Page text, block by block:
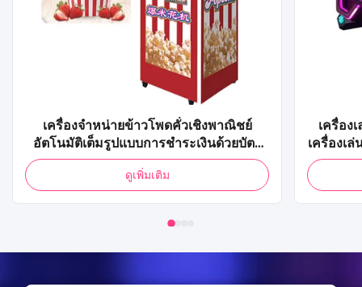
เครื่องจำหน่ายข้าวโพดคั่วเชิงพาณิชย์
อัตโนมัติเต็มรูปแบบการชำระเงินด้วยบัตร
เครดิต QR Code ตู้จำหน่ายข้าวโพดคั่วป๊อป
สำหรับห้างสรรพสินค้า
ดูเพิ่มเติม
เครื่อง
เครื่องเ
ใช้เหรี
อากาศ